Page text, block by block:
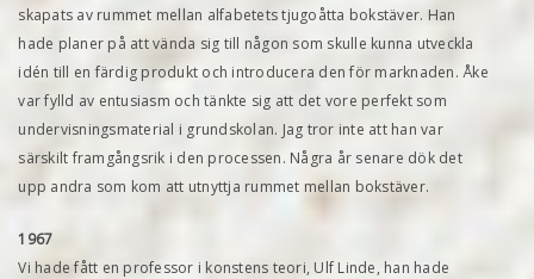
skapats av rummet mellan alfabetets tjugoåtta bokstäver. Han
hade planer på att vända sig till någon som skulle kunna utveckla
idén till en färdig produkt och introducera den för marknaden. Åke
var fylld av entusiasm och tänkte sig att det vore perfekt som
undervisningsmaterial i grundskolan. Jag tror inte att han var
särskilt framgångsrik i den processen. Några år senare dök det
upp andra som kom att utnyttja rummet mellan bokstäver.
1967
Vi hade fått en professor i konstens teori, Ulf Linde, han hade